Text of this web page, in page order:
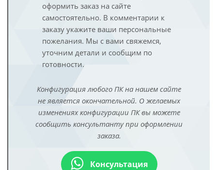
оформить заказ на сайте
самостоятельно. В комментарии к
заказу укажите ваши персональные
пожелания. Мы с вами свяжемся,
уточним детали и сообщим по
готовности.
Конфигурация любого ПК на нашем сайте
не является окончательной. О желаемых
изменениях конфигурации ПК вы можете
сообщить консультанту при оформлении
заказа.
Консультация